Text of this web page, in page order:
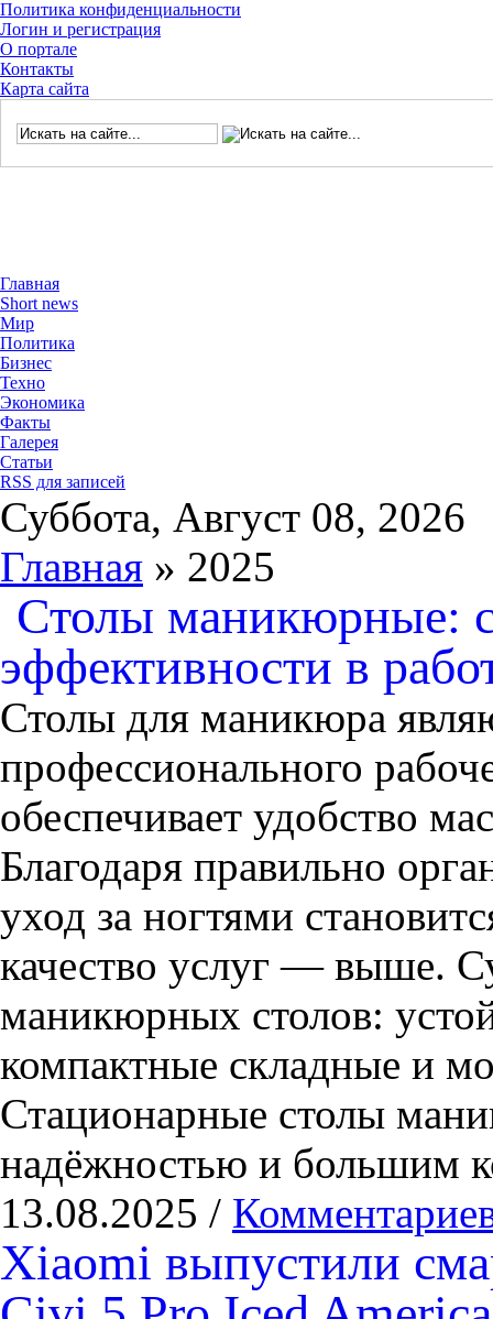
Политика конфиденциальности
Логин и регистрация
О портале
Контакты
Карта сайта
Главная
Short news
Мир
Политика
Бизнес
Техно
Экономика
Факты
Галерея
Статьи
RSS для записей
Суббота, Август 08, 2026
Главная » 2025
Столы маникюрные:
эффективности в
Столы для маникюра
профессионального
обеспечивает удобство
Благодаря правильно
уход за ногтями
качество услуг — выше.
маникюрных столов:
компактные складные и
Стационарные столы
надёжностью и большим
13.08.2025 /
Xiaomi выпустили